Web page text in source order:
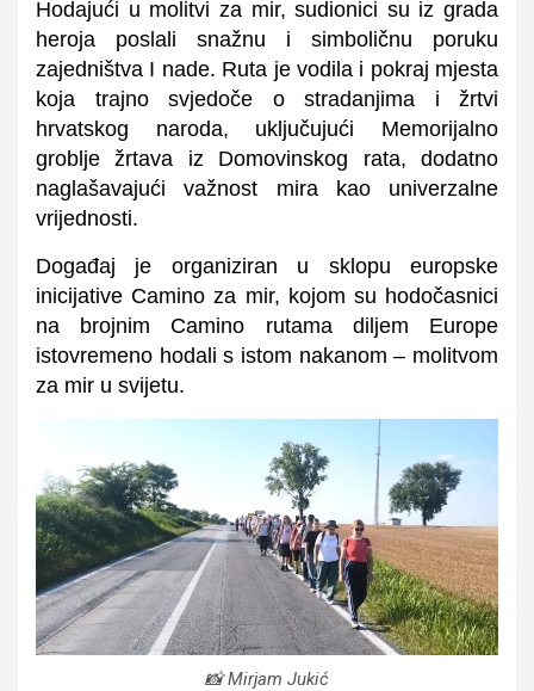
Hodajući u molitvi za mir, sudionici su iz grada
heroja poslali snažnu i simboličnu poruku
zajedništva I nade. Ruta je vodila i pokraj mjesta
koja trajno svjedoče o stradanjima i žrtvi
hrvatskog naroda, uključujući Memorijalno
groblje žrtava iz Domovinskog rata, dodatno
naglašavajući važnost mira kao univerzalne
vrijednosti.
Događaj je organiziran u sklopu europske
inicijative Camino za mir, kojom su hodočasnici
na brojnim Camino rutama diljem Europe
istovremeno hodali s istom nakanom – molitvom
za mir u svijetu.
📸 Mirjam Jukić